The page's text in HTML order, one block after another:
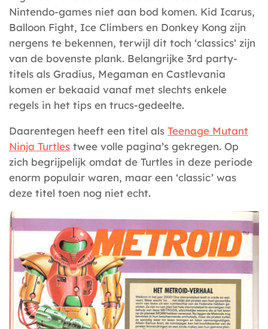
Nintendo-games niet aan bod komen. Kid Icarus,
Balloon Fight, Ice Climbers en Donkey Kong zijn
nergens te bekennen, terwijl dit toch ‘classics’ zijn
van de bovenste plank. Belangrijke 3rd party-
titels als Gradius, Megaman en Castlevania
komen er bekaaid vanaf met slechts enkele
regels in het tips en trucs-gedeelte.
Daarentegen heeft een titel als Teenage Mutant
Ninja Turtles twee volle pagina’s gekregen. Op
zich begrijpelijk omdat de Turtles in deze periode
enorm populair waren, maar een ‘classic’ was
deze titel toen nog niet echt.